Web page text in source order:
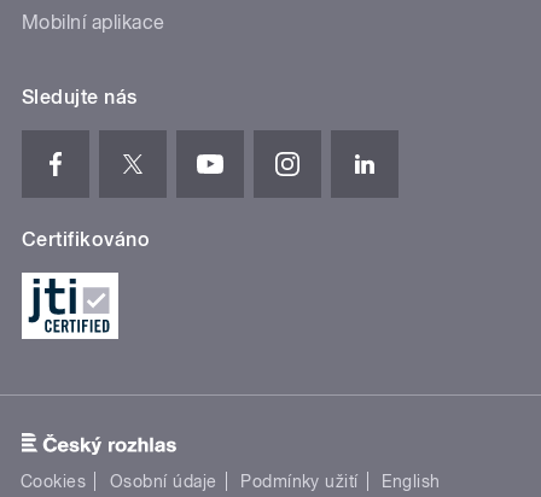
Mobilní aplikace
Sledujte nás
Certifikováno
Cookies Osobní údaje Podmínky užití English